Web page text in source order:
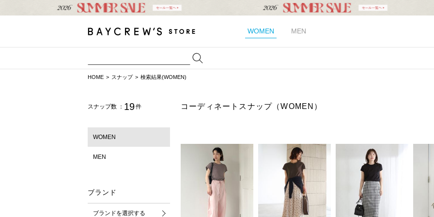
WOMEN MEN
HOME スナップ 検索結果(WOMEN)
スナップ数 ： 19件
WOMEN
MEN
ブランド
ブランドを選択する
コーディネートスナップ（WOMEN）